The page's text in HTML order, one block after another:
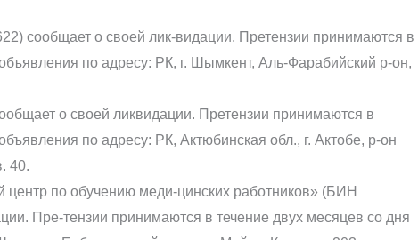
сообщает о своей лик-видации. Претензии принимаются в
по адресу: РК, г. Шымкент, Аль-Фарабийский р-он,
о своей ликвидации. Претензии принимаются в
по адресу: РК, Актюбинская обл., г. Актобе, р-он
40.
по обучению меди-цинских работников» (БИН
Пре-тензии принимаются в течение двух месяцев со дня